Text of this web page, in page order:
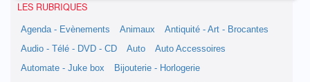
LES RUBRIQUES
Agenda - Evènements Animaux
Antiquité - Art - Brocantes
Audio - Télé - DVD - CD
Auto
Auto Accessoires
Automate - Juke box
Bijouterie - Horlogerie